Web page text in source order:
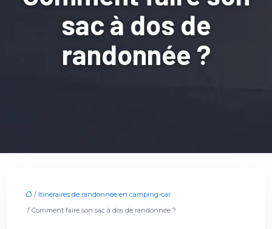
sac à dos de
randonnée ?
/ Itinéraires de randonnée en camping-car
/ Comment faire son sac à dos de randonnée ?